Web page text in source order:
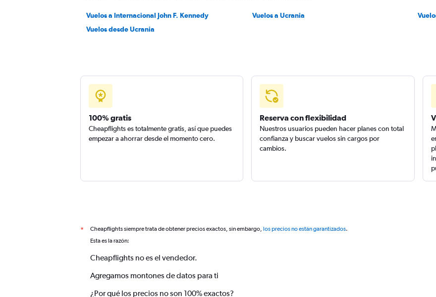
Vuelos a Internacional John F. Kennedy Vuelos a Ucrania
Vuelos desde Ucrania
100% gratis
Cheapflights es totalmente gratis, así que puedes
empezar a ahorrar desde el momento cero.
Reserva con flexibilidad
Nuestros usuarios pueden hacer planes con total
confianza y buscar vuelos sin cargos por
cambios.
* Cheapflights siempre trata de obtener precios exactos, sin embargo, los precios no están garantizados.
Esta es la razón:
Cheapflights no es el vendedor.
Agregamos montones de datos para ti
¿Por qué los precios no son 100% exactos?